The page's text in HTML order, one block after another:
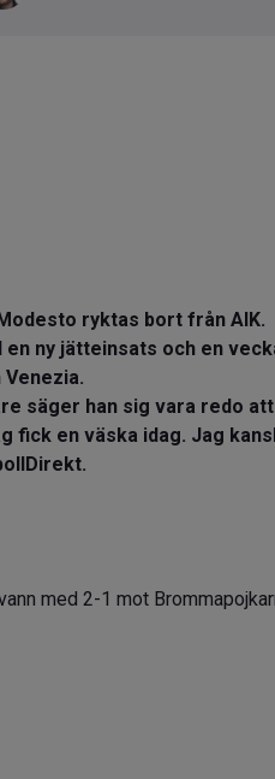
ryktas bort från AIK.
en ny jätteinsats och en
säger han sig vara redo
fick en väska idag. Jag
med 2-1 mot